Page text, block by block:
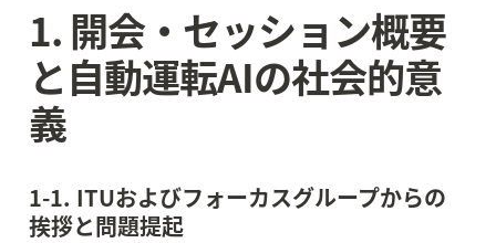
1. 開会・セッション概要
と自動運転AIの社会的意
義
1-1. ITUおよびフォーカスグループからの
挨拶と問題提起